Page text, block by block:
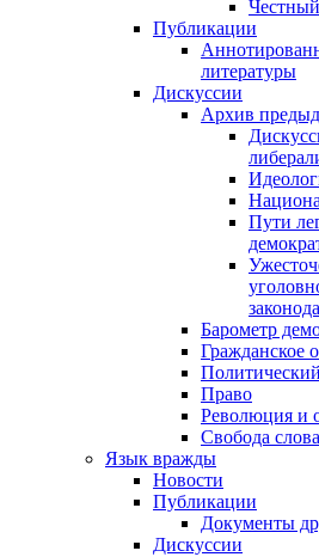
Публикации
литературы
Дискуссии
Архив
Пути
Барометр
Гражданское
Право
Революция и
Свобода слова
Язык вражды
Новости
Публикации
Документы
Дискуссии